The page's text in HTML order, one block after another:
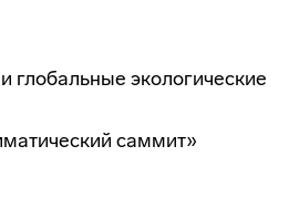
экологические
саммит»